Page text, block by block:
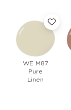
WE M87
Pure
Linen